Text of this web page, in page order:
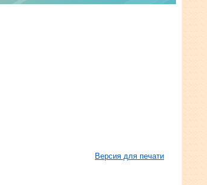
Версия для печати